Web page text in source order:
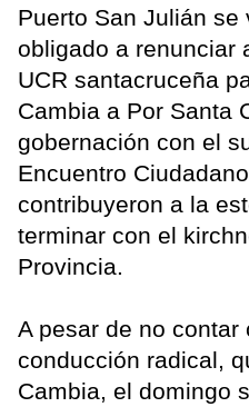
Puerto San Julián se
obligado a renunciar
UCR santacruceña
Cambia a Por Santa
gobernación con el
Encuentro
contribuyeron a la
terminar con el
Provincia.
A pesar de no
conducción radical,
Cambia, el domingo